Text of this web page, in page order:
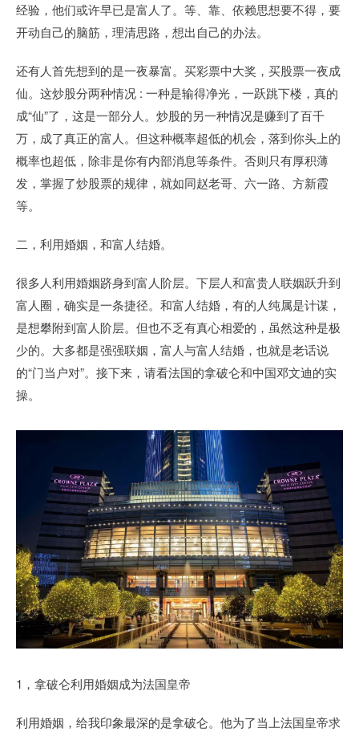
经验，他们或许早已是富人了。等、靠、依赖思想要不得，要
开动自己的脑筋，理清思路，想出自己的办法。
还有人首先想到的是一夜暴富。买彩票中大奖，买股票一夜成
仙。这炒股分两种情况 : 一种是输得净光，一跃跳下楼，真的
成“仙”了，这是一部分人。炒股的另一种情况是赚到了百千
万，成了真正的富人。但这种概率超低的机会，落到你头上的
概率也超低，除非是你有内部消息等条件。否则只有厚积薄
发，掌握了炒股票的规律，就如同赵老哥、六一路、方新霞
等。
二，利用婚姻，和富人结婚。
很多人利用婚姻跻身到富人阶层。下层人和富贵人联姻跃升到
富人圈，确实是一条捷径。和富人结婚，有的人纯属是计谋，
是想攀附到富人阶层。但也不乏有真心相爱的，虽然这种是极
少的。大多都是强强联姻，富人与富人结婚，也就是老话说
的“门当户对”。接下来，请看法国的拿破仑和中国邓文迪的实
操。
1，拿破仑利用婚姻成为法国皇帝
利用婚姻，给我印象最深的是拿破仑。他为了当上法国皇帝求